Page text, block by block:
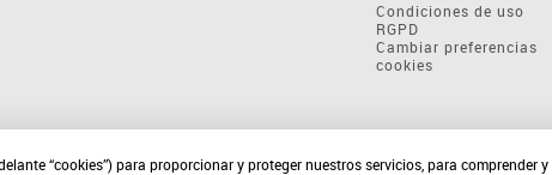
Condiciones de uso
RGPD
Cambiar preferencias
cookies
“cookies”) para proporcionar y proteger nuestros servicios, para comprender y